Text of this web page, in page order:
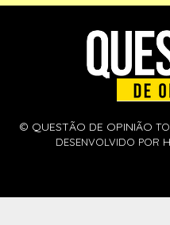
© QUESTÃO DE OPINIÃO
DESENVOLVIDO POR